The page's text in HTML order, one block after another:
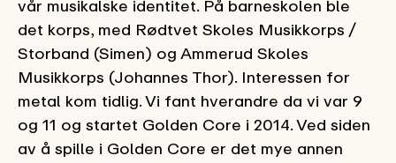
vår musikalske identitet. På barneskolen ble
det korps, med Rødtvet Skoles Musikkorps /
Storband (Simen) og Ammerud Skoles
Musikkorps (Johannes Thor). Interessen for
metal kom tidlig. Vi fant hverandre da vi var 9
og 11 og startet Golden Core i 2014. Ved siden
av å spille i Golden Core er det mye annen